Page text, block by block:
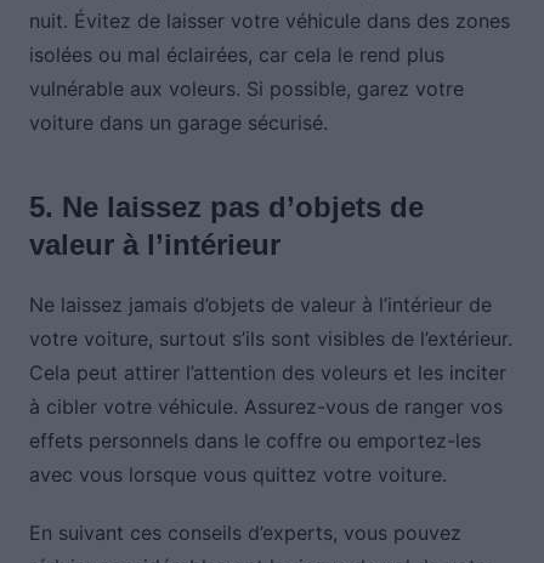
nuit. Évitez de laisser votre véhicule dans des zones
isolées ou mal éclairées, car cela le rend plus
vulnérable aux voleurs. Si possible, garez votre
voiture dans un garage sécurisé.
5. Ne laissez pas d’objets de
valeur à l’intérieur
Ne laissez jamais d’objets de valeur à l’intérieur de
votre voiture, surtout s’ils sont visibles de l’extérieur.
Cela peut attirer l’attention des voleurs et les inciter
à cibler votre véhicule. Assurez-vous de ranger vos
effets personnels dans le coffre ou emportez-les
avec vous lorsque vous quittez votre voiture.
En suivant ces conseils d’experts, vous pouvez